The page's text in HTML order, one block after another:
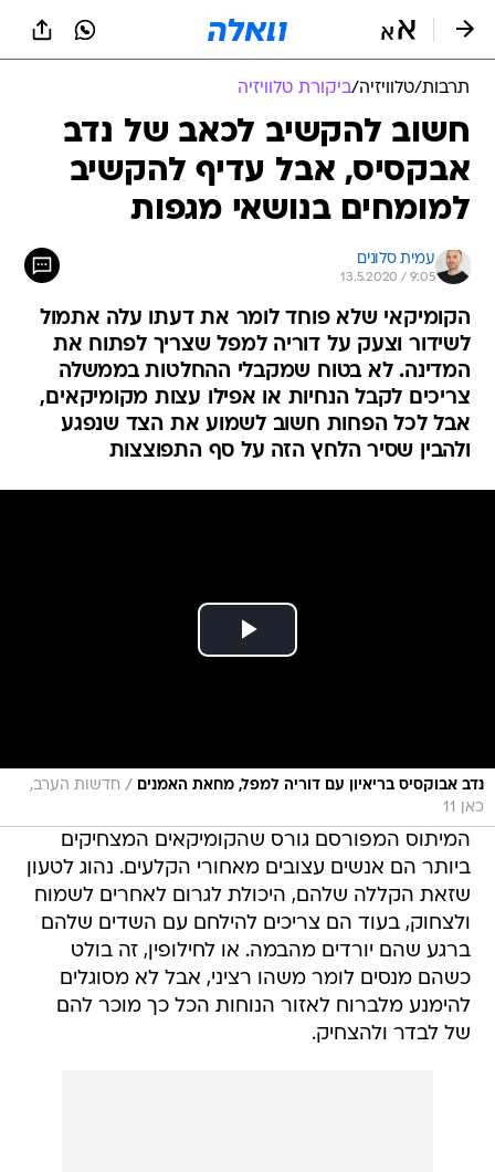
תרבות/טלוויזיה/ביקורת טלוויזיה
חשוב להקשיב לכאב של נדב
אבקסיס, אבל עדיף להקשיב
למומחים בנושאי מגפות
עמית סלונים
13.5.2020 / 9:05
הקומיקאי שלא פוחד לומר את דעתו עלה אתמול
לשידור וצעק על דוריה למפל שצריך לפתוח את
המדינה. לא בטוח שמקבלי ההחלטות בממשלה
צריכים לקבל הנחיות או אפילו עצות מקומיקאים,
אבל לכל הפחות חשוב לשמוע את הצד שנפגע
ולהבין שסיר הלחץ הזה על סף התפוצצות
נדב אבוקסיס בריאיון עם דוריה למפל, מחאת האמנים / חדשות הערב,
כאן 11
המיתוס המפורסם גורס שהקומיקאים המצחיקים
ביותר הם אנשים עצובים מאחורי הקלעים. נהוג לטעון
שזאת הקללה שלהם, היכולת לגרום לאחרים לשמוח
ולצחוק, בעוד הם צריכים להילחם עם השדים שלהם
ברגע שהם יורדים מהבמה. או לחילופין, זה בולט
כשהם מנסים לומר משהו רציני, אבל לא מסוגלים
להימנע מלברוח לאזור הנוחות הכל כך מוכר להם
של לבדר ולהצחיק.